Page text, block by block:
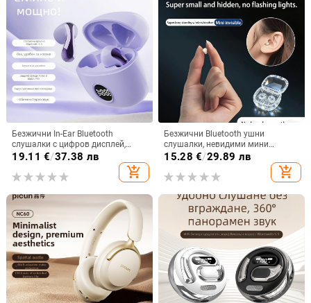
Безжични In-Ear Bluetooth
слушалки с цифров дисплей,
ниска латентност за гейминг, 4–8
19.11 €/37.38 лв
add_shopping_cart
Безжични Bluetooth ушни
слушалки, невидими мини
размери, ултра компактни, дълъг
живот на батерията, в ушите,
режим за сън, многоточково
обемен звук, водоустойчиви
15.28 €/29.89 лв
add_shopping_cart